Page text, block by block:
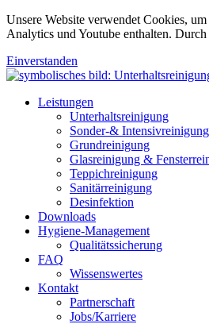
Unsere Website verwendet Cookies,
Analytics und Youtube enthalten.
Einverstanden
Leistungen
Unterhaltsreinigung
Sonder-& Intensivreinigung
Grundreinigung
Glasreinigung &
Teppichreinigung
Sanitärreinigung
Desinfektion
Downloads
Hygiene-Management
Qualitätssicherung
FAQ
Wissenswertes
Kontakt
Partnerschaft
Jobs/Karriere